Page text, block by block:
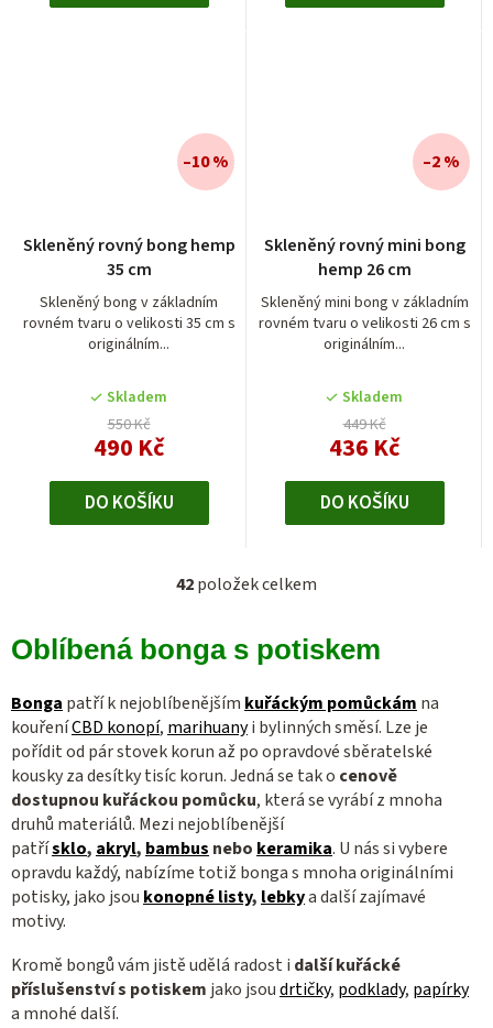
Skleněný rovný bong hemp
35 cm
Skleněný bong v základním
rovném tvaru o velikosti 35 cm s
originálním...
Skladem
550 Kč
490 Kč
–10 %
DO KOŠÍKU
Skleněný rovný mini bong
hemp 26 cm
Skleněný mini bong v základním
rovném tvaru o velikosti 26 cm s
originálním...
hodnocení
produktu
je
5,0
z
hvězdiček.
Skladem
449 Kč
436 Kč
–2 %
DO KOŠÍKU
O
l
d
a
c
í
p
r
v
k
y
ý
p
42položek celkem
Oblíbená bonga s potiskem
Bonga patří k nejoblíbenějším kuřáckým pomůckám na
kouřeníCBD konopí, marihuanyi bylinných směsí. Lze je
pořídit od pár stovek korun až po opravdové sběratelské
kousky za desítky tisíc korun. Jedná se tako cenově
dostupnou kuřáckou pomůcku, která se vyrábí z mnoha
druhů materiálů. Mezi nejoblíbenější
patřísklo, akryl, bambus nebo keramika. U nás si vybere
opravdu každý, nabízíme totiž bonga s mnoha originálními
potisky, jako jsou konopné listy, lebkya další zajímavé
motivy.
Kromě bongů vám jistě udělá radost i další kuřácké
příslušenství s potiskem jako jsoudrtičky, podklady, papírky
a mnohé další.